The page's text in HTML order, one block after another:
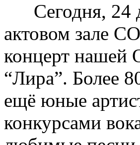
Сегодня, 24
актовом зале
концерт нашей
“Лира”. Более
ещё юные
конкурсами